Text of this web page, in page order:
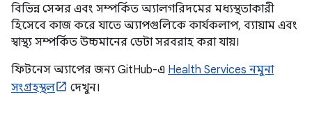
বিভিন্ন সেন্সর এবং সম্পর্কিত অ্যালগরিদমের মধ্যস্থতাকারী
হিসেবে কাজ করে যাতে অ্যাপগুলিকে কার্যকলাপ, ব্যায়াম এবং
স্বাস্থ্য সম্পর্কিত উচ্চমানের ডেটা সরবরাহ করা যায়।
ফিটনেস অ্যাপের জন্য GitHub-এ Health Services নমুনা
সংগ্রহস্থল
দেখুন।